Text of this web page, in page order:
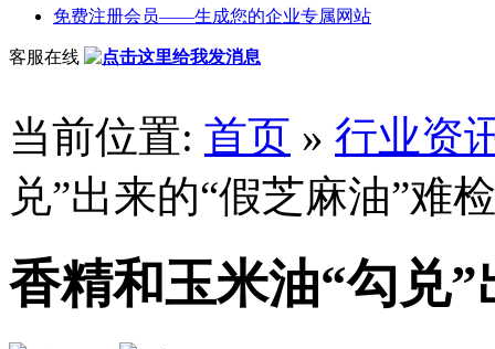
免费注册会员——生成您的企业专属网站
客服在线
当前位置: 首页 » 行业资
兑”出来的“假芝麻油”难
香精和玉米油“勾兑